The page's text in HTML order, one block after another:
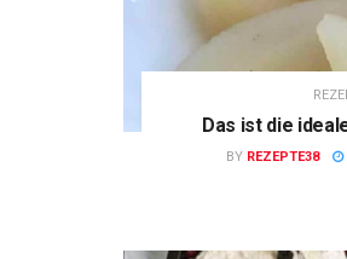
Das ist die
BY REZEPTE38